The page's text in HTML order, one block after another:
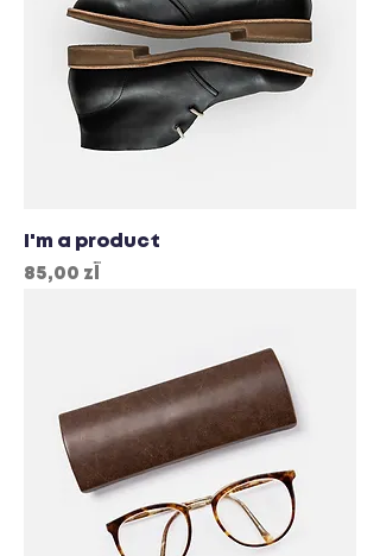
I'm a product
Cena
85,00 zł